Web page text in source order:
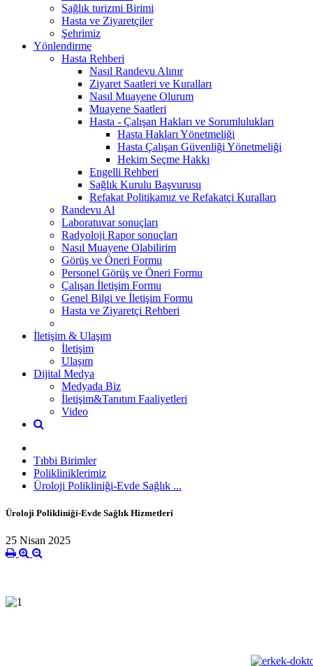
Sağlık turizmi Birimi
Hasta ve Ziyaretçiler
Şehrimiz
Yönlendirme
Hasta Rehberi
Nasıl Randevu Alınır
Ziyaret Saatleri ve Kuralları
Nasıl Muayene Olurum
Muayene Saatleri
Hasta - Çalışan Hakları ve Sorumlulukları
Hasta Hakları Yönetmeliği
Hasta Çalışan Güvenliği Yönetmeliği
Hekim Seçme Hakkı
Engelli Rehberi
Sağlık Kurulu Başvurusu
Refakat Politikamız ve Refakatçi Kuralları
Randevu Al
Laboratuvar sonuçları
Radyoloji Rapor sonuçları
Nasıl Muayene Olabilirim
Görüş ve Öneri Formu
Personel Görüş ve Öneri Formu
Çalışan İletişim Formu
Genel Bilgi ve İletişim Formu
Hasta ve Ziyaretçi Rehberi
İletişim & Ulaşım
İletişim
Ulaşım
Dijital Medya
Medyada Biz
İletişim&Tanıtım Faaliyetleri
Video
Tıbbi Birimler
Polikliniklerimiz
Üroloji Polikliniği-Evde Sağlık ...
Üroloji Polikliniği-Evde Sağlık Hizmetleri
25 Nisan 2025